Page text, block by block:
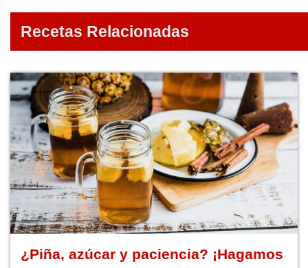
Recetas Relacionadas
¿Piña, azúcar y paciencia? ¡Hagamos